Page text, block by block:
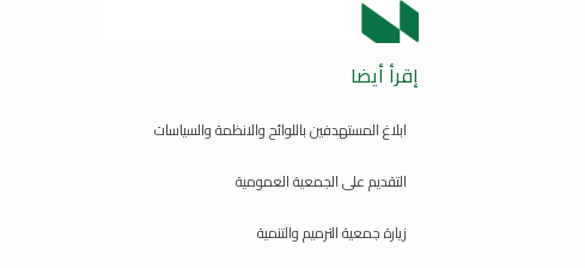
إقرأ أيضا
ابلاغ المستهدفين باللوائح والانظمة والسياسات
التقديم على الجمعية العمومية
زيارة جمعية الترميم والتنمية